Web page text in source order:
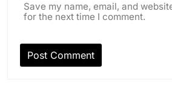
Save my name, email, and
for the next time I comment.